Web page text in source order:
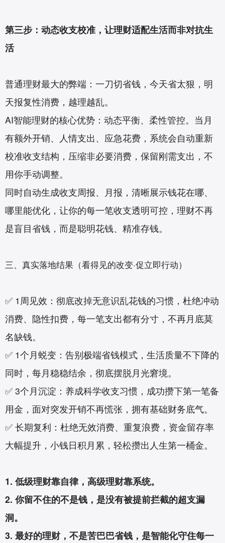
第三步：动态收支校准，让理财适配生活而非对抗生
活
普通理财最大的弊端：一刀切省钱，今天省太狠，明
天报复性消费，越理越乱。
AI智能理财的核心优势：动态平衡、柔性管控。当月
有额外开销、人情支出、应急花费，系统会自动重新
校准收支结构，压缩非必要消费，保留刚需支出，不
用你手动调整。
同时自动生成收支周报、月报，清晰展示钱花在哪、
哪里能优化，让你的每一笔收支透明可控，理财不再
是盲目省钱，而是聪明花钱、精准存钱。
三、真实落地结果（看得见的改变·促立即行动）
✅ 1周见效：彻底改掉无意识乱花钱的习惯，杜绝冲动
消费、隐性扣费，每一笔支出都有分寸，不再月底莫
名缺钱。
✅ 1个月蜕变：告别极端省钱模式，生活质量不下降的
同时，每月稳稳结余，彻底摆脱月光窘境。
✅ 3个月沉淀：养成科学收支习惯，成功攒下第一笔备
用金，面对突发开销不再慌张，拥有基础财务底气。
✅ 长期复利：杜绝无效消费、重复浪费，资金留存率
大幅提升，小钱日积月累，轻松攒出人生第一桶金。
1. 低级理财靠自律，高级理财靠系统。
2. 你留不住的不是钱，是没有被提前拦截的超支漏
洞。
3. 最好的理财，不是苦巴巴省钱，是智能化守住每一